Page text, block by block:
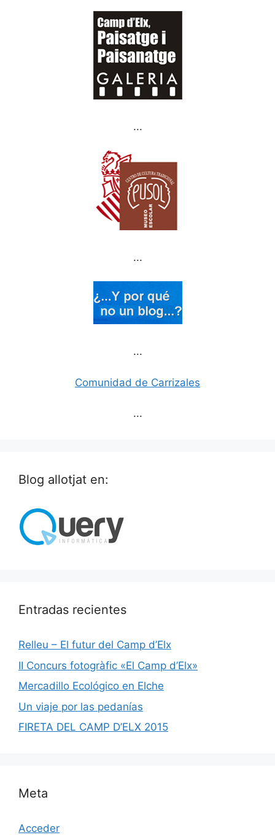
...
...
...
Comunidad de Carrizales
...
Blog allotjat en:
Entradas recientes
Relleu – El futur del Camp d’Elx
II Concurs fotogràfic «El Camp d’Elx»
Mercadillo Ecológico en Elche
Un viaje por las pedanías
FIRETA DEL CAMP D’ELX 2015
Meta
Acceder